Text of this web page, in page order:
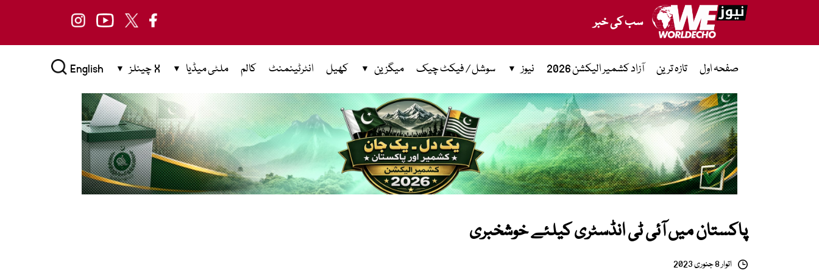
سب کی خبر
صفحہ اول تازہ ترین آزاد کشمیر الیکشن 2026 نیوز سوشل / فیکٹ چیک میگزین کھیل انٹرٹینمنٹ کالم ملٹی میڈیا X چینلز English
پاکستان میں آئی ٹی انڈسٹری کیلئے خوشخبری
اتوار 8 جنوری 2023